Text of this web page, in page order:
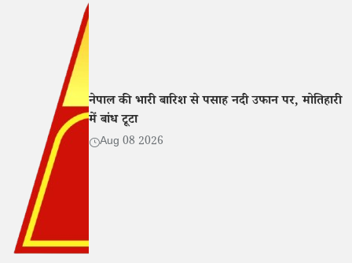
नेपाल की भारी बारिश से पसाह नदी उफान पर, मोतिहारी
में बांध टूटा
Aug 08 2026